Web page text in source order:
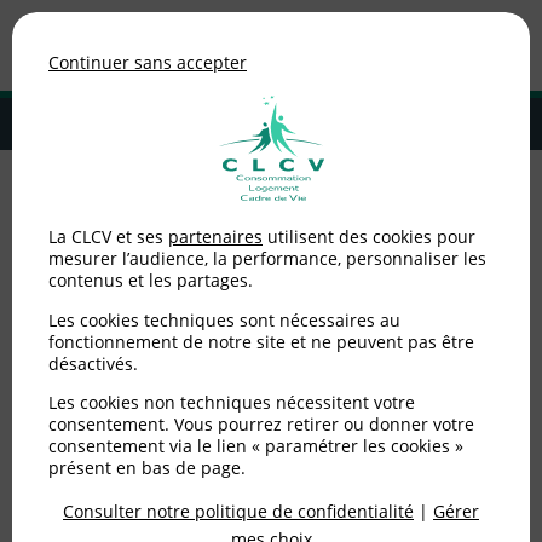
MENU
Adhérer à la CLCV
Envie de poisson durable
Publié le11/10/2016 (mis à jour le25/10/2016)
Non catégorisé
Si l’envie de manger du poisson durable est bien là,
cela ne se traduit pas forcément en actes d'achats.
Continuer sans accepter
La CLCV et ses partenaires utilisent des cookies pour
mesurer l’audience, la performance, personnaliser les
contenus et les partages.
Les cookies techniques sont nécessaires au
fonctionnement de notre site et ne peuvent pas être
désactivés.
Les cookies non techniques nécessitent votre
consentement. Vous pourrez retirer ou donner votre
consentement via le lien « paramétrer les cookies »
présent en bas de page.
Consulter notre politique de confidentialité | Gérer